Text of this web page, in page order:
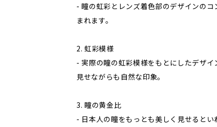
- 瞳の虹彩とレンズ着色部のデザインの
まれます。
2. 虹彩模様
- 実際の瞳の虹彩模様をもとにしたデザイ
見せながらも自然な印象。
3. 瞳の黄金比
- 日本人の瞳をもっとも美しく見せるとい